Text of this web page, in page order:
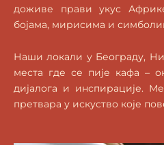
доживе прави укус
бојама, мирисима и
Наши локали у Београду,
места где се пије кафа –
дијалога и инспирације.
претвара у искуство које